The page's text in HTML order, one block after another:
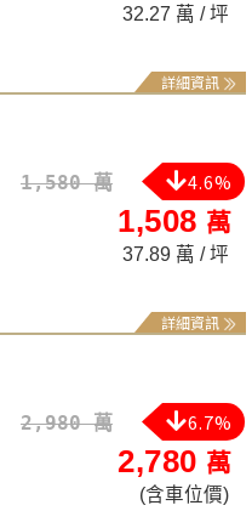
32.27 萬 / 坪
詳細資訊
1,580 萬 4.6%
1,508 萬
37.89 萬 / 坪
詳細資訊
2,980 萬 6.7%
2,780 萬
(含車位價)